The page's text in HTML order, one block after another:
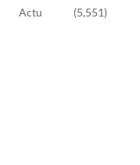
Actu (5,551)